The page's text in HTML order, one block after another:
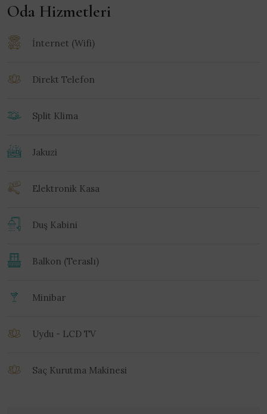
Oda Hizmetleri
İnternet (Wifi)
Direkt Telefon
Split Klima
Jakuzi
Elektronik Kasa
Duş Kabini
Balkon (Teraslı)
Minibar
Uydu - LCD TV
Saç Kurutma Makinesi